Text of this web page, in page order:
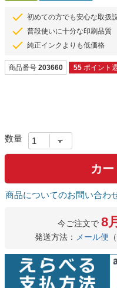
初めての方でも安心な取扱
普段使いに十分な印刷品質
純正インクよりも低価格
商品番号 203660 55 ポイント
カ
商品についてのお問い合わ
今ご注文で 8
発送方法： メール便